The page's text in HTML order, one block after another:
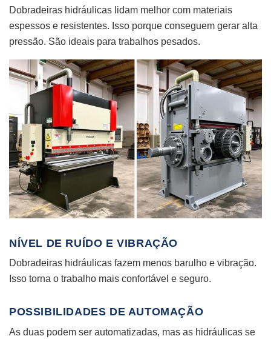
Dobradeiras hidráulicas lidam melhor com materiais
espessos e resistentes. Isso porque conseguem gerar alta
pressão. São ideais para trabalhos pesados.
NÍVEL DE RUÍDO E VIBRAÇÃO
Dobradeiras hidráulicas fazem menos barulho e vibração.
Isso torna o trabalho mais confortável e seguro.
POSSIBILIDADES DE AUTOMAÇÃO
As duas podem ser automatizadas, mas as hidráulicas se